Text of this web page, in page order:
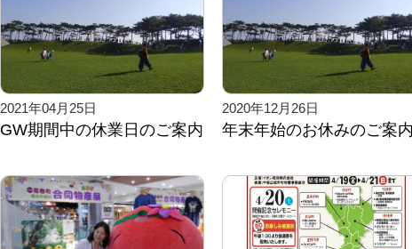
2021年04月25日
GW期間中の休業日のご案内
2020年12月26日
年末年始のお休みのご案